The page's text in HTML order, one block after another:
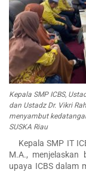
Kepala SMP ICBS,
dan Ustadz Dr. Vikri
menyambut
SUSKA Riau
Kepala SMP IT
M.A.,
upaya ICBS dalam